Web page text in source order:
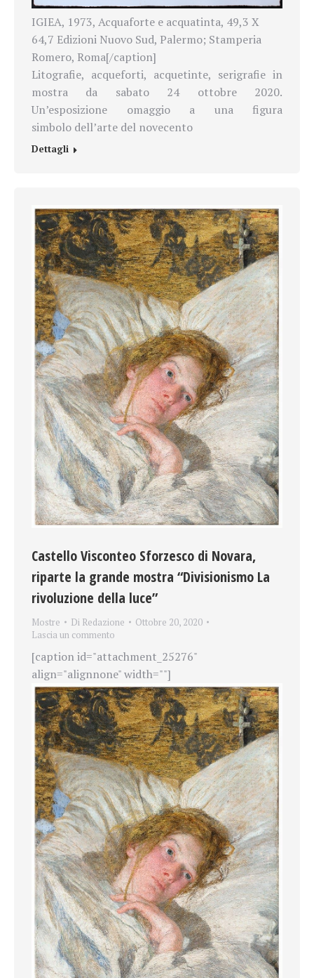
IGIEA, 1973, Acquaforte e acquatinta, 49,3 X
64,7 Edizioni Nuovo Sud, Palermo; Stamperia
Romero, Roma[/caption]
Litografie, acqueforti, acquetinte, serigrafie in
mostra da sabato 24 ottobre 2020.
Un’esposizione omaggio a una figura
simbolo dell’arte del novecento
Dettagli
Castello Visconteo Sforzesco di Novara,
riparte la grande mostra “Divisionismo La
rivoluzione della luce”
Mostre Di Redazione
Ottobre 20, 2020
Lascia un commento
[caption id="attachment_25276"
align="alignnone" width=""]